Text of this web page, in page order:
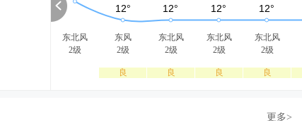
东北风
2级
东风
2级
良
东北风
2级
良
东北风
2级
良
东北风
2级
良
更多>